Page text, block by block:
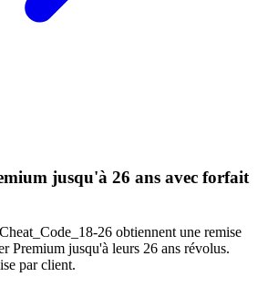
jusqu'à 26 ans avec forfait
26 obtiennent une remise
Premium jusqu'à leurs 26 ans révolus.
par client.